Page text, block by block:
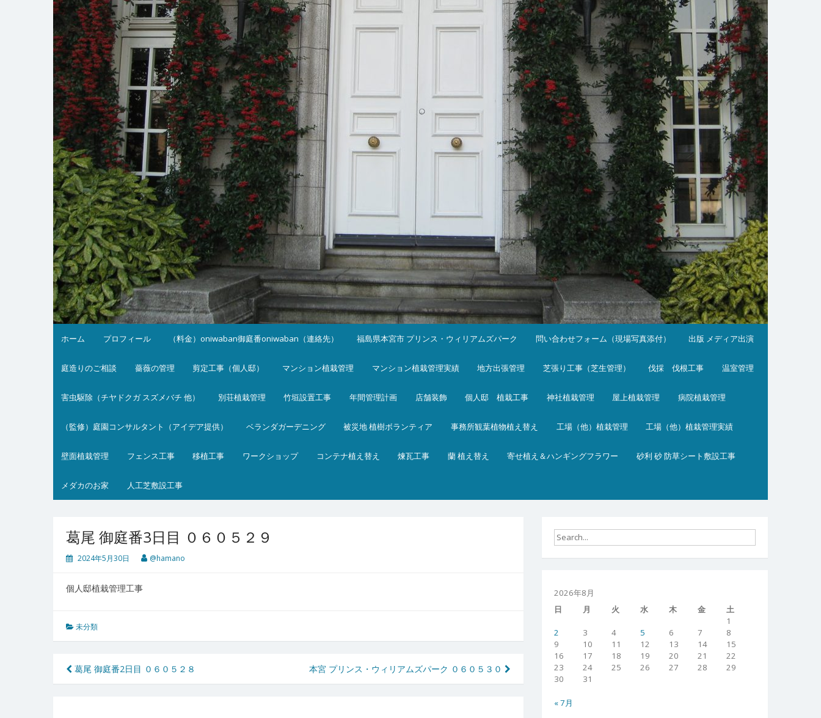
ホーム プロフィール （料金）oniwaban御庭番oniwaban（連絡先） 福島県本宮市 プリンス・ウィリアムズパーク 問い合わせフォーム（現場写真添付） 出版 メディア出演
庭造りのご相談 薔薇の管理 剪定工事（個人邸） マンション植栽管理 マンション植栽管理実績 地方出張管理 芝張り工事（芝生管理） 伐採 伐根工事 温室管理
害虫駆除（チヤドクガ スズメバチ 他） 別荘植栽管理 竹垣設置工事 年間管理計画 店舗装飾 個人邸 植栽工事 神社植栽管理 屋上植栽管理 病院植栽管理
（監修）庭園コンサルタント（アイデア提供） ベランダガーデニング 被災地 植樹ボランティア 事務所観葉植物植え替え 工場（他）植栽管理 工場（他）植栽管理実績
壁面植栽管理 フェンス工事 移植工事 ワークショップ コンテナ植え替え 煉瓦工事 蘭 植え替え 寄せ植え＆ハンギングフラワー 砂利 砂 防草シート敷設工事
メダカのお家 人工芝敷設工事
葛尾 御庭番3日目 ０６０５２９
2024年5月30日 @hamano
個人邸植栽管理工事
未分類
投
稿
葛尾 御庭番2日目 ０６０５２８ 本宮 プリンス・ウィリアムズパーク ０６０５３０
2026年8月
日
月 火 水 木 金
土
1
2
3 4 5 6 7
8
9
10 11 12 13 14
15
16
17 18 19 20 21
22
23
24 25 26 27 28
29
30
31
« 7月